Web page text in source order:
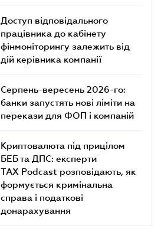
Доступ відповідального
працівника до кабінету
фінмоніторингу залежить від
дій керівника компанії
Серпень-вересень 2026-го:
банки запустять нові ліміти на
перекази для ФОП і компаній
Криптовалюта під прицілом
БЕБ та ДПС: експерти
TAX Podcast розповідають, як
формується кримінальна
справа і податкові
донарахування